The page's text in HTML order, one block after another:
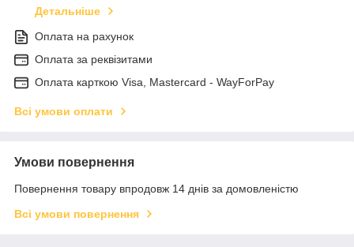
Детальніше
Оплата на рахунок
Оплата за реквізитами
Оплата карткою Visa, Mastercard - WayForPay
Всі умови оплати
Умови повернення
Повернення товару впродовж 14 днів за домовленістю
Всі умови повернення